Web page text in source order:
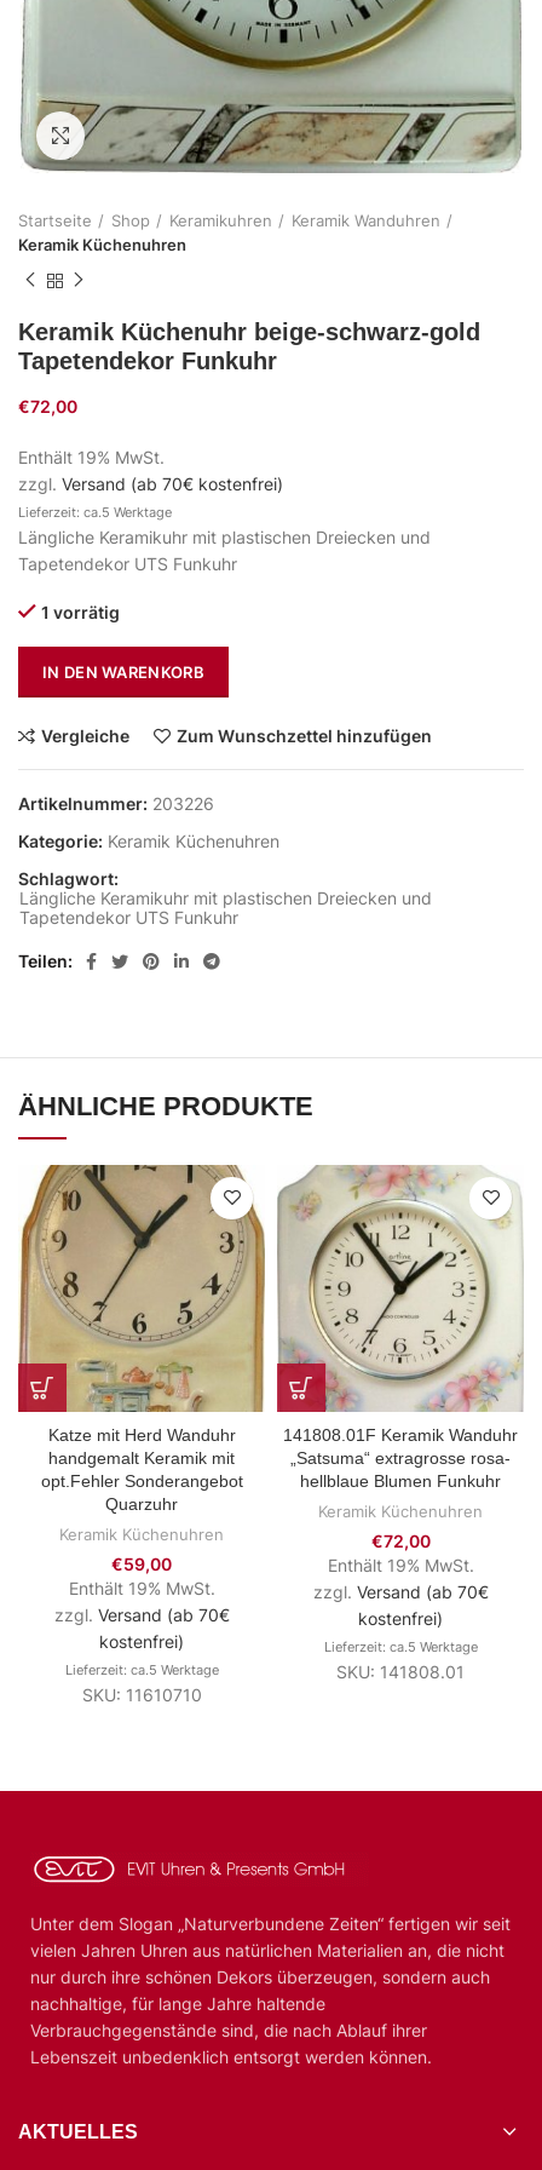
Zum Vergrößern klicken
Startseite Shop Keramikuhren
Keramik Wanduhren
Keramik Küchenuhren
Keramik Küchenuhr beige-schwarz-gold
Tapetendekor Funkuhr
€72,00
Enthält 19% MwSt.
zzgl. Versand (ab 70€ kostenfrei)
Lieferzeit: ca.5 Werktage
Längliche Keramikuhr mit plastischen Dreiecken und
Tapetendekor UTS Funkuhr
1 vorrätig
IN DEN WARENKORB
Vergleiche Zum Wunschzettel hinzufügen
Artikelnummer: 203226
Kategorie: Keramik Küchenuhren
Schlagwort:
Längliche Keramikuhr mit plastischen Dreiecken und
Tapetendekor UTS Funkuhr
Teilen
ÄHNLICHE PRODUKTE
Katze mit Herd Wanduhr
handgemalt Keramik mit
opt.Fehler Sonderangebot
Quarzuhr
Keramik Küchenuhren
€59,00
Enthält 19% MwSt.
zzgl. Versand (ab 70€
kostenfrei)
Lieferzeit: ca.5 Werktage
SKU: 11610710
141808.01F Keramik Wanduhr
„Satsuma“ extragrosse rosa-
hellblaue Blumen Funkuhr
Keramik Küchenuhren
€72,00
Enthält 19% MwSt.
zzgl. Versand (ab 70€
kostenfrei)
Lieferzeit: ca.5 Werktage
SKU: 141808.01
Unter dem Slogan „Naturverbundene Zeiten“ fertigen wir seit
vielen Jahren Uhren aus natürlichen Materialien an, die nicht
nur durch ihre schönen Dekors überzeugen, sondern auch
nachhaltige, für lange Jahre haltende
Verbrauchgegenstände sind, die nach Ablauf ihrer
Lebenszeit unbedenklich entsorgt werden können.
AKTUELLES